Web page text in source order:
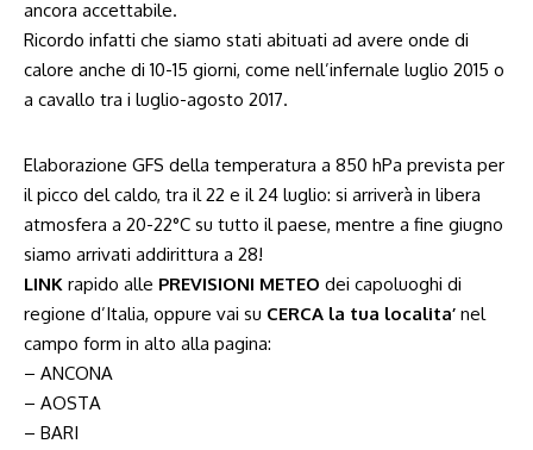
ancora accettabile.
Ricordo infatti che siamo stati abituati ad avere onde di
calore anche di 10-15 giorni, come nell’infernale luglio 2015 o
a cavallo tra i luglio-agosto 2017.
Elaborazione GFS della temperatura a 850 hPa prevista per
il picco del caldo, tra il 22 e il 24 luglio: si arriverà in libera
atmosfera a 20-22°C su tutto il paese, mentre a fine giugno
siamo arrivati addirittura a 28!
LINK rapido alle PREVISIONI METEO dei capoluoghi di
regione d’Italia, oppure vai su CERCA la tua localita’ nel
campo form in alto alla pagina:
– ANCONA
– AOSTA
– BARI